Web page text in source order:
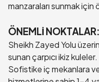
manzaraları sunmak
ÖNEMLİ NOKTALAR:
Sheikh Zayed Yolu
sunan çarpıcı ikiz kuleler.
Sofistike iç mekanlara